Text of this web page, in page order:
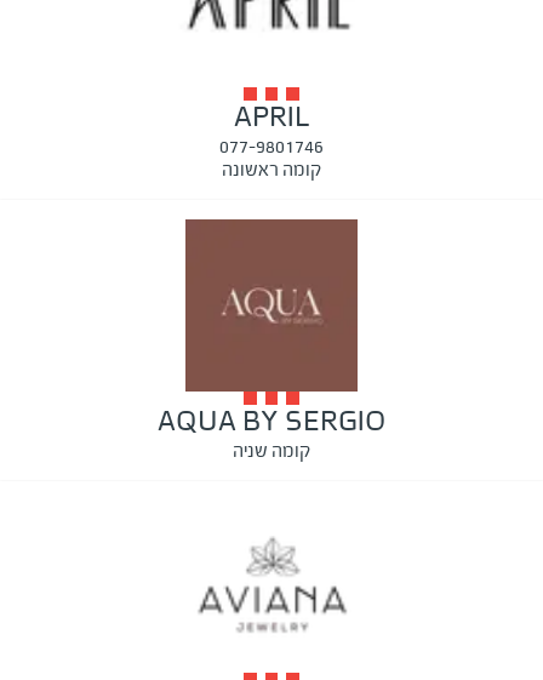
APRIL
077-9801746
קומה ראשונה
AQUA BY SERGIO
קומה שניה